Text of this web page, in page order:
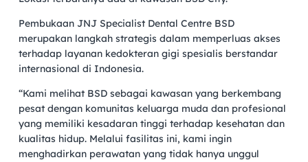
Pembukaan JNJ Specialist Dental Centre BSD
merupakan langkah strategis dalam memperluas akses
terhadap layanan kedokteran gigi spesialis berstandar
internasional di Indonesia.
“Kami melihat BSD sebagai kawasan yang berkembang
pesat dengan komunitas keluarga muda dan profesional
yang memiliki kesadaran tinggi terhadap kesehatan dan
kualitas hidup. Melalui fasilitas ini, kami ingin
menghadirkan perawatan yang tidak hanya unggul